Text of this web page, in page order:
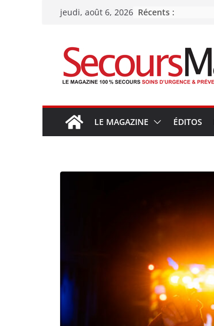
Passerjeudi, août 6, 2026 Récents :
LE MAGAZINE ÉDITOS